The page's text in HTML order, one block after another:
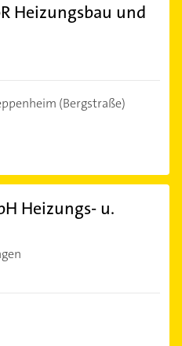
Heizungsbau und
(Bergstraße)
Heizungs- u.